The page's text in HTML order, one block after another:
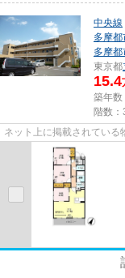
中央線
多摩
多摩
東京都
15.4
築年数
階数：
ネット上に掲載されている